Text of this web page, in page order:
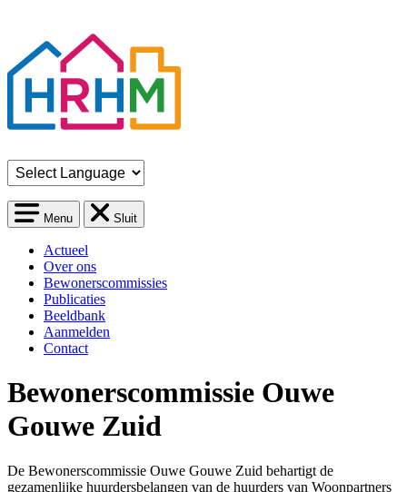
Menu Sluit
Actueel
Over ons
Bewonerscommissies
Publicaties
Beeldbank
Aanmelden
Contact
Bewonerscommissie Ouwe
Gouwe Zuid
De Bewonerscommissie Ouwe Gouwe Zuid behartigt de
gezamenlijke huurdersbelangen van de huurders van Woonpartners